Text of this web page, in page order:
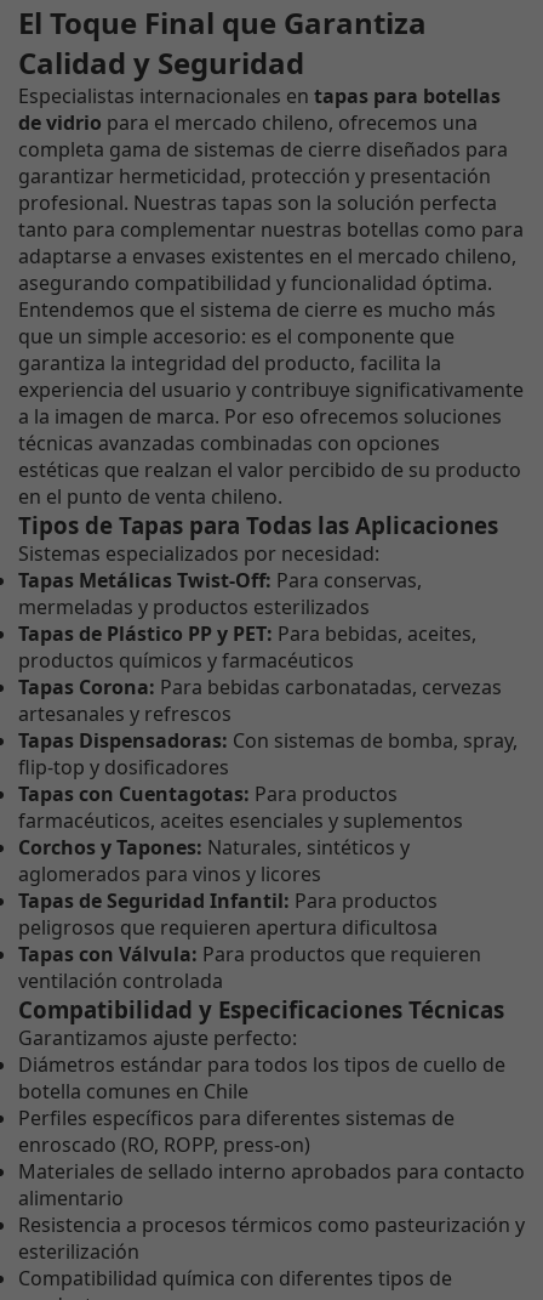
El Toque Final que Garantiza
Calidad y Seguridad
Especialistas internacionales en tapas para botellas
de vidrio para el mercado chileno, ofrecemos una
completa gama de sistemas de cierre diseñados para
garantizar hermeticidad, protección y presentación
profesional. Nuestras tapas son la solución perfecta
tanto para complementar nuestras botellas como para
adaptarse a envases existentes en el mercado chileno,
asegurando compatibilidad y funcionalidad óptima.
Entendemos que el sistema de cierre es mucho más
que un simple accesorio: es el componente que
garantiza la integridad del producto, facilita la
experiencia del usuario y contribuye significativamente
a la imagen de marca. Por eso ofrecemos soluciones
técnicas avanzadas combinadas con opciones
estéticas que realzan el valor percibido de su producto
en el punto de venta chileno.
Tipos de Tapas para Todas las Aplicaciones
Sistemas especializados por necesidad:
Tapas Metálicas Twist-Off: Para conservas,
mermeladas y productos esterilizados
Tapas de Plástico PP y PET: Para bebidas, aceites,
productos químicos y farmacéuticos
Tapas Corona: Para bebidas carbonatadas, cervezas
artesanales y refrescos
Tapas Dispensadoras: Con sistemas de bomba, spray,
flip-top y dosificadores
Tapas con Cuentagotas: Para productos
farmacéuticos, aceites esenciales y suplementos
Corchos y Tapones: Naturales, sintéticos y
aglomerados para vinos y licores
Tapas de Seguridad Infantil: Para productos
peligrosos que requieren apertura dificultosa
Tapas con Válvula: Para productos que requieren
ventilación controlada
Compatibilidad y Especificaciones Técnicas
Garantizamos ajuste perfecto:
Diámetros estándar para todos los tipos de cuello de
botella comunes en Chile
Perfiles específicos para diferentes sistemas de
enroscado (RO, ROPP, press-on)
Materiales de sellado interno aprobados para contacto
alimentario
Resistencia a procesos térmicos como pasteurización y
esterilización
Compatibilidad química con diferentes tipos de